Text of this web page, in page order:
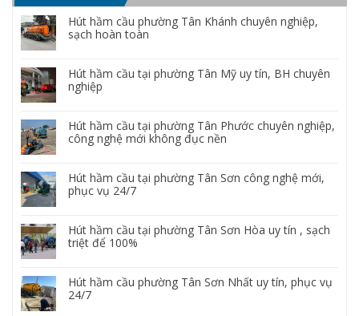
Hút hầm cầu phường Tân Khánh chuyên nghiệp,
sạch hoàn toàn
Hút hầm cầu tại phường Tân Mỹ uy tín, BH chuyên
nghiệp
Hút hầm cầu tại phường Tân Phước chuyên nghiệp,
công nghệ mới không đục nền
Hút hầm cầu tại phường Tân Sơn công nghệ mới,
phục vụ 24/7
Hút hầm cầu tại phường Tân Sơn Hòa uy tín , sạch
triệt để 100%
Hút hầm cầu phường Tân Sơn Nhất uy tín, phục vụ
24/7